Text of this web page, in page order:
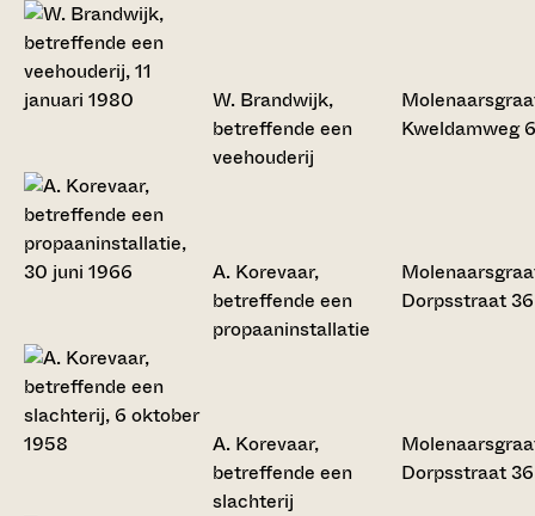
W. Brandwijk,
betreffende een
veehouderij
Kweldamweg 6
A. Korevaar,
betreffende een
propaaninstallatie
Dorpsstraat 36
A. Korevaar,
betreffende een
slachterij
Dorpsstraat 36